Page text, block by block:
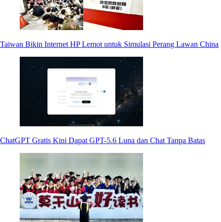
Taiwan Bikin Internet HP Lemot untuk Simulasi Perang Lawan China
ChatGPT Gratis Kini Dapat GPT-5.6 Luna dan Chat Tanpa Batas